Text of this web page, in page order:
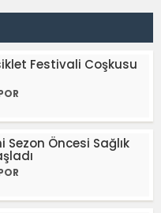
Festivali Coşkusu
Sezon Öncesi Sağlık